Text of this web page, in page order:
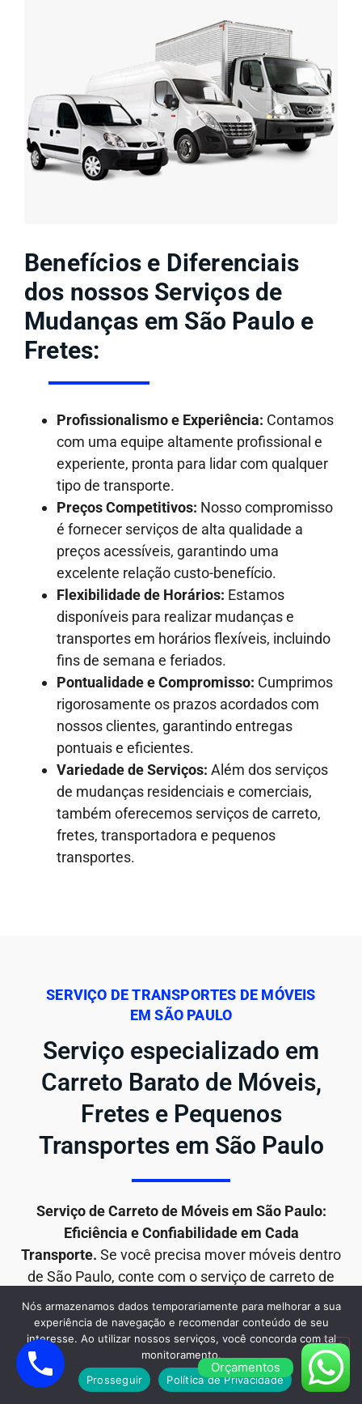
Benefícios e Diferenciais
dos nossos Serviços de
Mudanças em São Paulo e
Fretes:
Profissionalismo e Experiência: Contamos
com uma equipe altamente profissional e
experiente, pronta para lidar com qualquer
tipo de transporte.
Preços Competitivos: Nosso compromisso
é fornecer serviços de alta qualidade a
preços acessíveis, garantindo uma
excelente relação custo-benefício.
Flexibilidade de Horários: Estamos
disponíveis para realizar mudanças e
transportes em horários flexíveis, incluindo
fins de semana e feriados.
Pontualidade e Compromisso: Cumprimos
rigorosamente os prazos acordados com
nossos clientes, garantindo entregas
pontuais e eficientes.
Variedade de Serviços: Além dos serviços
de mudanças residenciais e comerciais,
também oferecemos serviços de carreto,
fretes, transportadora e pequenos
transportes.
SERVIÇO DE TRANSPORTES DE MÓVEIS
EM SÃO PAULO
Serviço especializado em
Carreto Barato de Móveis,
Fretes e Pequenos
Transportes em São Paulo
Serviço de Carreto de Móveis em São Paulo:
Eficiência e Confiabilidade em Cada
Transporte. Se você precisa mover móveis dentro
de São Paulo, conte com o serviço de carreto de
móveis da Mudança Barato para uma solução
rápida, segura e eficiente. Com anos de
experiência e um compromisso inabalável com a
satisfação do cliente, estamos aqui para tornar sua
mudança de móveis o mais tranquila possível.
Orçamentos
Nós armazenamos dados temporariamente para melhorar a sua
experiência de navegação e recomendar conteúdo de seu
interesse. Ao utilizar nossos serviços, você concorda com tal
monitoramento.
Prosseguir
Política de Privacidade